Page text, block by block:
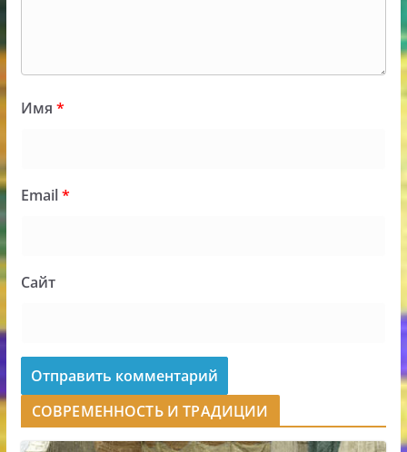
Имя *
Email*
Сайт
СОВРЕМЕННОСТЬ И ТРАДИЦИИ